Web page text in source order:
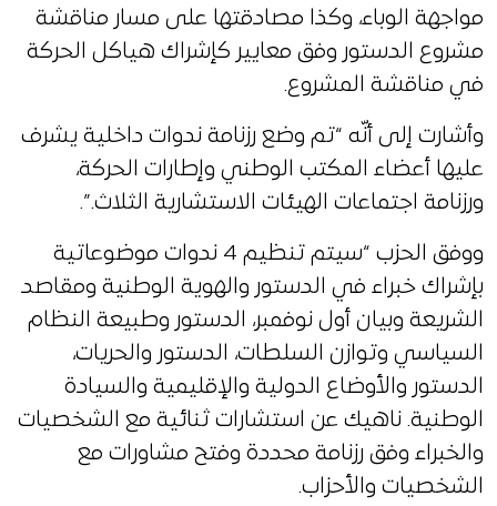
مواجهة الوباء، وكذا مصادقتها على مسار مناقشة
مشروع الدستور وفق معايير كإشراك هياكل الحركة
في مناقشة المشروع.
وأشارت إلى أنّه “تم وضع رزنامة ندوات داخلية يشرف
عليها أعضاء المكتب الوطني وإطارات الحركة،
ورزنامة اجتماعات الهيئات الاستشارية الثلاث.”.
ووفق الحزب “سيتم تنظيم 4 ندوات موضوعاتية
بإشراك خبراء في الدستور والهوية الوطنية ومقاصد
الشريعة وبيان أول نوفمبر، الدستور وطبيعة النظام
السياسي وتوازن السلطات، الدستور والحريات،
الدستور والأوضاع الدولية والإقليمية والسيادة
الوطنية. ناهيك عن استشارات ثنائية مع الشخصيات
والخبراء وفق رزنامة محددة وفتح مشاورات مع
الشخصيات والأحزاب.